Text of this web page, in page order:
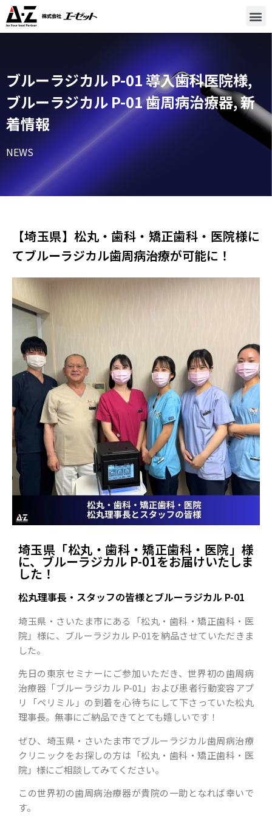
ブルーラジカル P-01 導入歯科医院様,
ブルーラジカル P-01 歯周病治療器,新
着情報
NEWS
【埼玉県】松丸・歯科・矯正歯科・医院様に
てブルーラジカル歯周病治療が可能に！
埼玉県「松丸・歯科・矯正歯科・医院」様
に、ブルーラジカル P-01をお届けいたしま
した！
松丸理事長・スタッフの皆様とブルーラジカル P-01
埼玉県・さいたま市にある「松丸・歯科・矯正歯科・医
院」様に、ブルーラジカル P-01を納品させていただきま
した。
先日の東京セミナーにご参加いただき、世界初の歯周病
治療器「ブルーラジカル P-01」および患者行動変容アプ
リ「ペリミル」の到着を心待ちにして下さっていた松丸
理事長。無事にご納品できてとても嬉しいです！
ぜひ、埼玉県・さいたま市でブルーラジカル歯周病治療
クリニックをお探しの方は「松丸・歯科・矯正歯科・医
院」様にご相談してみてください。
この世界初の歯周病治療器が貴院の一助となれば幸いで
す。